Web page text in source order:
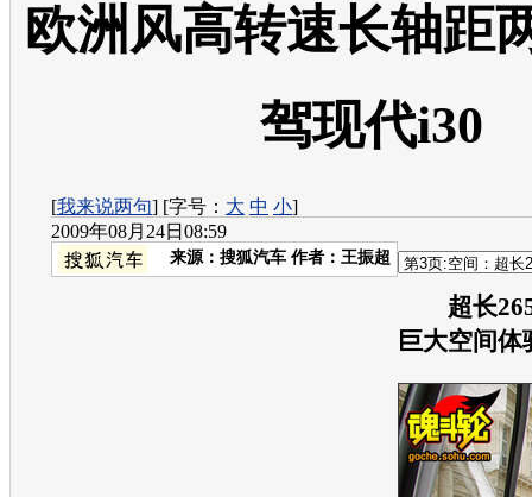
欧洲风高转速长轴距
驾现代i30
[我来说两句] [字号： 大 中 小]
2009年08月24日08:59
来源： 搜狐汽车 作者：王振超
超长
巨大空间体